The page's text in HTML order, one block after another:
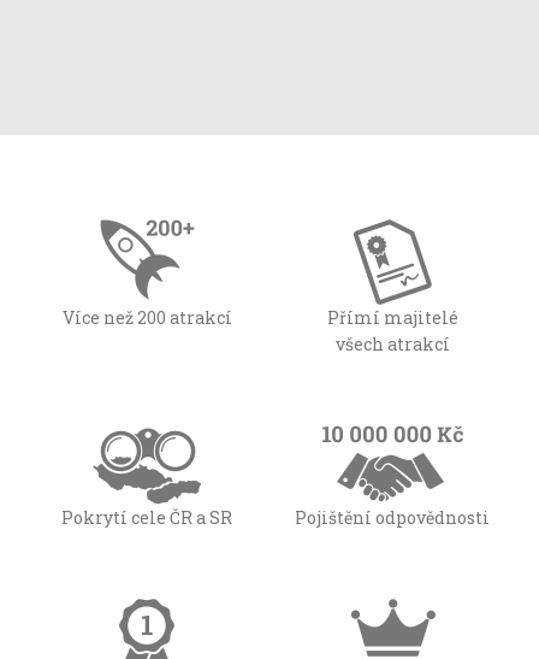
Více než 200 atrakcí
Přímí majitelé
všech atrakcí
Pokrytí cele ČR a SR Pojištění odpovědnosti